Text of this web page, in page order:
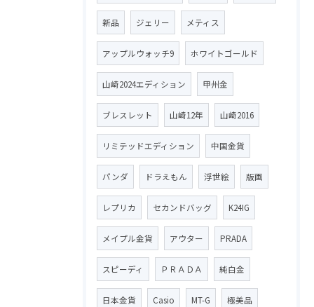
新品 ジェリー メティス
アップルウォッチ9 ホワイトゴールド
山崎2024エディション 甲州金
ブレスレット 山崎12年 山崎2016
リミテッドエディション 中国金貨
パンダ ドラえもん 浮世絵 版画
レプリカ セカンドバッグ K24IG
メイプル金貨 アウター PRADA
スピーディ ＰＲＡＤＡ 純白金
日本金貨 Casio MT-G 極美品